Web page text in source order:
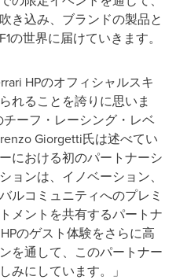
き込み、ブランドの製品と
の世界に届けていきます。
HPのオフィシャルスキ
れることを誇りに思いま
ーフ・レーシング・レベ
Giorgetti氏は述べてい
における初のパートナーシ
ョンは、イノベーション、
ルコミュニティへのプレミ
メントを共有するパートナ
のゲスト体験をさらに高
を通して、このパートナー
みにしています。」